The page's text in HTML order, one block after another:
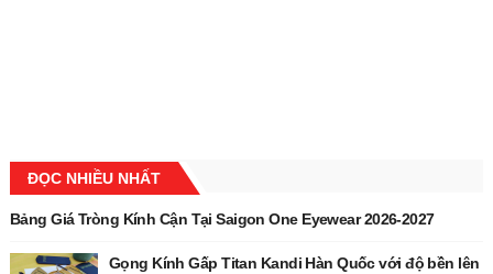
ĐỌC NHIỀU NHẤT
Bảng Giá Tròng Kính Cận Tại Saigon One Eyewear 2026-2027
Gọng Kính Gấp Titan Kandi Hàn Quốc với độ bền lên